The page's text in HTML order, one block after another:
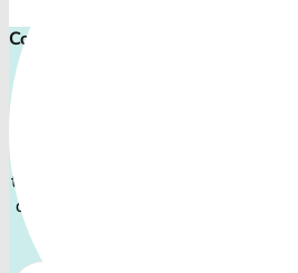
Comece proteger ainda hoje!
todos os perfis de pets: desde o
que demanda atenção especial.